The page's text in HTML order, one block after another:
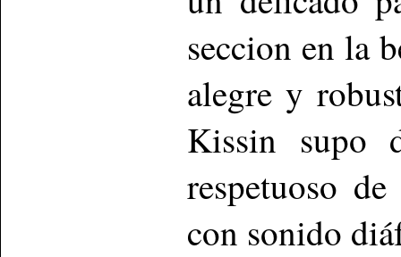
seccion en la
alegre y
Kissin supo
respetuoso
con sonido